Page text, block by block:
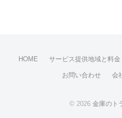
HOME サービス提供地域と料金
お問い合わせ 会
© 2026 金庫のト